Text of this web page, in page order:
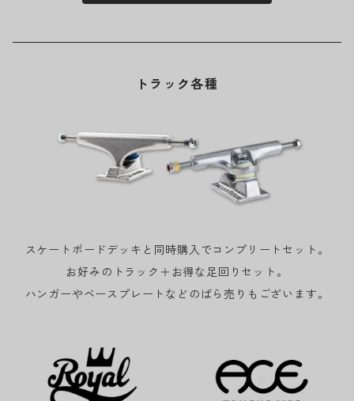
トラック各種
スケートボードデッキと同時購入でコンプリートセット。
お好みのトラック＋お得な足回りセット。
ハンガーやベースプレートなどのばら売りもございます。